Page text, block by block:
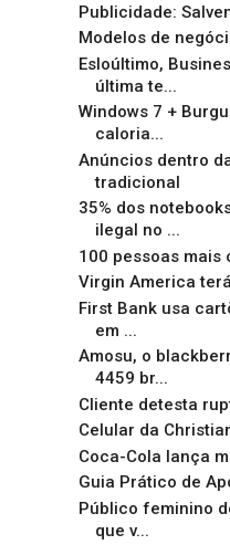
Publicidade:
Modelos de
Esloúltimo,
última te...
Windows 7 +
caloria...
Anúncios dentro
tradicional
35% dos
ilegal no ...
100 pessoas mais
Virgin America
First Bank usa
em ...
Amosu, o
4459 br...
Cliente detesta
Celular da
Coca-Cola lança
Guia Prático de
Público feminino
que v...